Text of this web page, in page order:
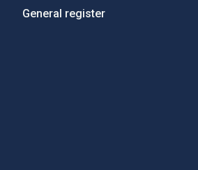
General register